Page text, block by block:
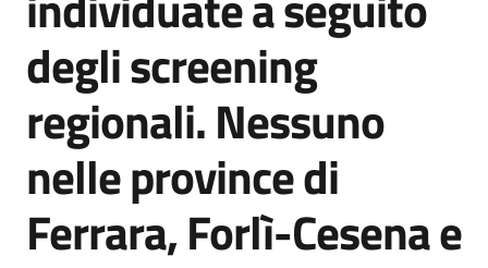
degli screening
regionali. Nessuno
nelle province di
Ferrara, Forlì-Cesena e